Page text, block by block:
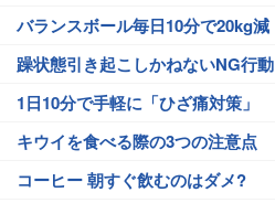
バランスボール毎日10分で20kg減
躁状態引き起こしかねないNG行動
1日10分で手軽に「ひざ痛対策」
キウイを食べる際の3つの注意点
コーヒー 朝すぐ飲むのはダメ?